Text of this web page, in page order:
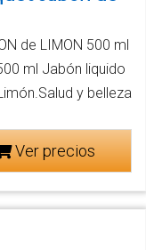
de LIMON 500 ml
ml Jabón liquido
y belleza
Ver precios